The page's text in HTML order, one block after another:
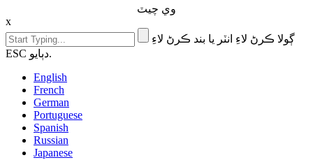
وي چيٽ
x
ڳولا ڪرڻ لاءِ انٽر يا بند ڪرڻ لاءِ
ESC دٻايو.
English
French
German
Portuguese
Spanish
Russian
Japanese